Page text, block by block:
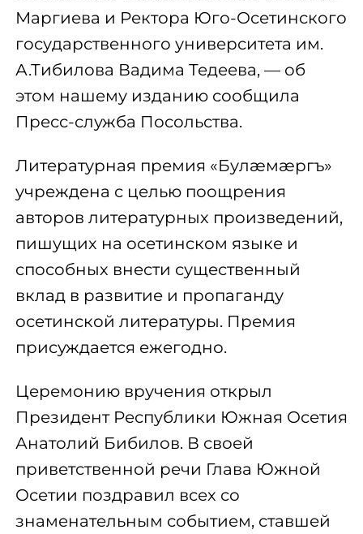
Маргиева и Ректора Юго-Осетинского
государственного университета им.
А.Тибилова Вадима Тедеева, — об
этом нашему изданию сообщила
Пресс-служба Посольства.
Литературная премия «Булæмæргъ»
учреждена с целью поощрения
авторов литературных произведений,
пишущих на осетинском языке и
способных внести существенный
вклад в развитие и пропаганду
осетинской литературы. Премия
присуждается ежегодно.
Церемонию вручения открыл
Президент Республики Южная Осетия
Анатолий Бибилов. В своей
приветственной речи Глава Южной
Осетии поздравил всех со
знаменательным событием, ставшей